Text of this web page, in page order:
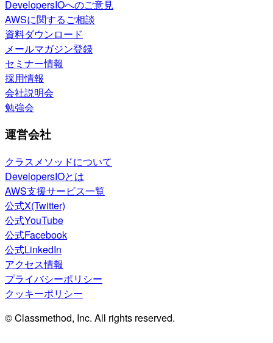
DevelopersIOへのご意見
AWSに関するご相談
資料ダウンロード
メールマガジン登録
セミナー情報
採用情報
会社説明会
勉強会
運営会社
クラスメソッドについて
DevelopersIOとは
AWS支援サービス一覧
公式X(Twitter)
公式YouTube
公式Facebook
公式LinkedIn
アクセス情報
プライバシーポリシー
クッキーポリシー
© Classmethod, Inc. All rights reserved.